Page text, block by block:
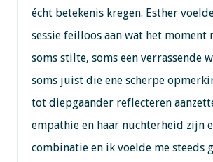
écht betekenis kregen. Esther
sessie feilloos aan wat het moment
soms stilte, soms een verrassende
soms juist die ene scherpe
tot diepgaander reflecteren
empathie en haar nuchterheid zijn
combinatie en ik voelde me steeds